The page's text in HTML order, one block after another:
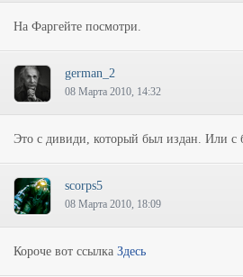
На Фаргейте посмотри.
german_2
08 Марта 2010, 14:32
Это с дивиди, который был издан. Или с
scorps5
08 Марта 2010, 18:09
Короче вот ссылка Здесь